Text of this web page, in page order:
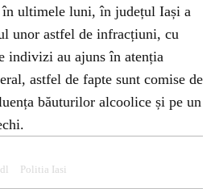
în ultimele luni, în județul Iași a
unor astfel de infracțiuni, cu
indivizi au ajuns în atenția
astfel de fapte sunt comise de
băuturilor alcoolice și pe un
Politia Iasi